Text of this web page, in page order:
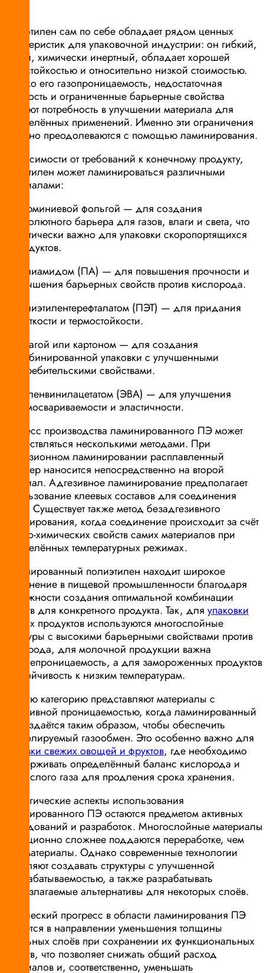
Полиэтилен сам по себе обладает рядом ценных
характеристик для упаковочной индустрии: он гибкий,
лёгкий, химически инертный, обладает хорошей
влагостойкостью и относительно низкой стоимостью.
Однако его газопроницаемость, недостаточная
прочность и ограниченные барьерные свойства
создают потребность в улучшении материала для
определённых применений. Именно эти ограничения
успешно преодолеваются с помощью ламинирования.
В зависимости от требований к конечному продукту,
полиэтилен может ламинироваться различными
материалами:
Алюминиевой фольгой — для создания
абсолютного барьера для газов, влаги и света, что
критически важно для упаковки скоропортящихся
продуктов.
Полиамидом (ПА) — для повышения прочности и
улучшения барьерных свойств против кислорода.
Полиэтилентерефталатом (ПЭТ) — для придания
жёсткости и термостойкости.
Бумагой или картоном — для создания
комбинированной упаковки с улучшенными
потребительскими свойствами.
Этиленвинилацетатом (ЭВА) — для улучшения
термосвариваемости и эластичности.
Процесс производства ламинированного ПЭ может
осуществляться несколькими методами. При
экструзионном ламинировании расплавленный
полимер наносится непосредственно на второй
материал. Адгезивное ламинирование предполагает
использование клеевых составов для соединения
слоёв. Существует также метод безадгезивного
ламинирования, когда соединение происходит за счёт
физико-химических свойств самих материалов при
определённых температурных режимах.
Ламинированный полиэтилен находит широкое
применение в пищевой промышленности благодаря
возможности создания оптимальной комбинации
свойств для конкретного продукта. Так, для упаковки
мясных продуктов используются многослойные
структуры с высокими барьерными свойствами против
кислорода, для молочной продукции важна
светонепроницаемость, а для замороженных продуктов
— устойчивость к низким температурам.
Особую категорию представляют материалы с
селективной проницаемостью, когда ламинированный
ПЭ создаётся таким образом, чтобы обеспечить
контролируемый газообмен. Это особенно важно для
упаковки свежих овощей и фруктов, где необходимо
поддерживать определённый баланс кислорода и
углекислого газа для продления срока хранения.
Экологические аспекты использования
ламинированного ПЭ остаются предметом активных
исследований и разработок. Многослойные материалы
традиционно сложнее поддаются переработке, чем
мономатериалы. Однако современные технологии
позволяют создавать структуры с улучшенной
перерабатываемостью, а также разрабатывать
биоразлагаемые альтернативы для некоторых слоёв.
Технический прогресс в области ламинирования ПЭ
движется в направлении уменьшения толщины
отдельных слоёв при сохранении их функциональных
свойств, что позволяет снижать общий расход
материалов и, соответственно, уменьшать